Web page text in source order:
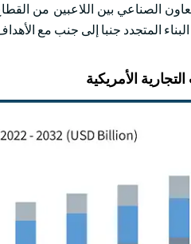
الصناعي بين اللاعبين من
المتجدد جنبا إلى جنب مع
الأمريكية